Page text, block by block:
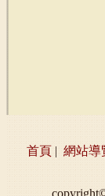
首頁 | 網站導